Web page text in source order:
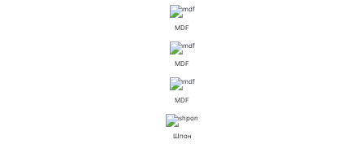
MDF
MDF
MDF
Шпон